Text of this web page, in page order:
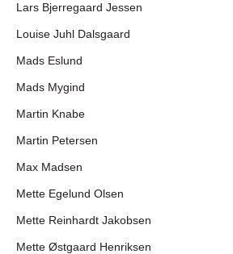
Lars Bjerregaard Jessen
Louise Juhl Dalsgaard
Mads Eslund
Mads Mygind
Martin Knabe
Martin Petersen
Max Madsen
Mette Egelund Olsen
Mette Reinhardt Jakobsen
Mette Østgaard Henriksen